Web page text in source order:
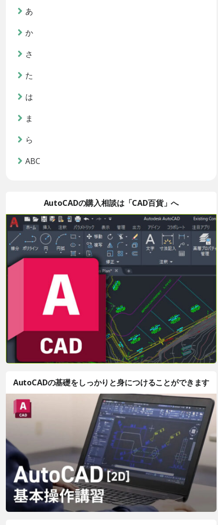
あ
か
さ
た
は
ま
ら
ABC
AutoCADの購入相談は「CAD百貨」へ
AutoCADの基礎をしっかりと身につけることができます